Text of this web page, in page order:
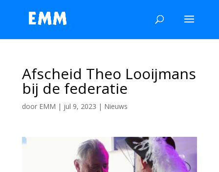
Afscheid Theo Looijmans
bij de federatie
door EMM | jul 9, 2023 | Nieuws